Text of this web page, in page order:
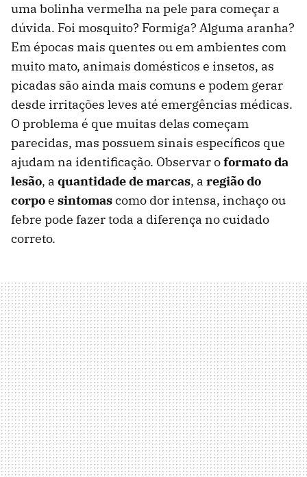
uma bolinha vermelha na pele para começar a
dúvida. Foi mosquito? Formiga? Alguma aranha?
Em épocas mais quentes ou em ambientes com
muito mato, animais domésticos e insetos, as
picadas são ainda mais comuns e podem gerar
desde irritações leves até emergências médicas.
O problema é que muitas delas começam
parecidas, mas possuem sinais específicos que
ajudam na identificação. Observar oformato da
lesão, a quantidade de marcas, a região do
corpoe sintomascomo dor intensa, inchaço ou
febre pode fazer toda a diferença no cuidado
correto.